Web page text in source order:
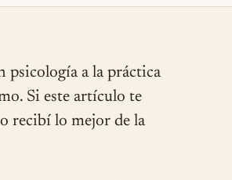
psicología a la práctica
Si este artículo te
recibí lo mejor de la